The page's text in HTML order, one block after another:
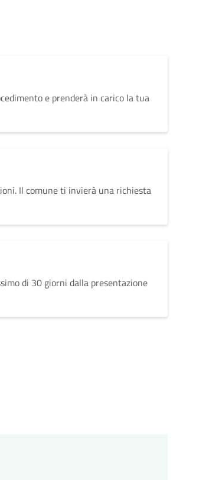
e prenderà in carico la tua
Il comune ti invierà una richiesta
di 30 giorni dalla presentazione